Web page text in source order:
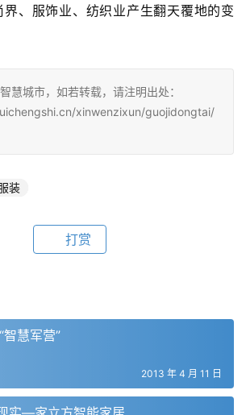
、服饰业、纺织业产生翻天覆地的变
慧城市，如若转载，请注明出处：
xinwenzixun/guojidongtai/
装
打赏
慧军营”
2013 年 4 月 11 日